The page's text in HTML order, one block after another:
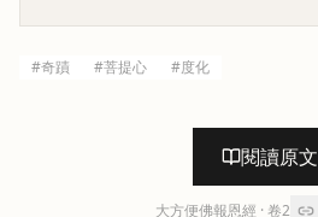
#奇蹟 #菩提心 #度化
閱讀原文
大方便佛報恩經 · 卷2